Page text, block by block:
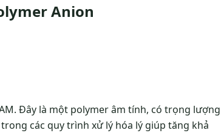
Anion
Đây là một polymer âm tính, có trọng lượng
các quy trình xử lý hóa lý giúp tăng khả